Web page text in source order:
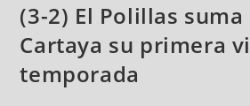
(3-2) El Polillas
Cartaya su primera
temporada